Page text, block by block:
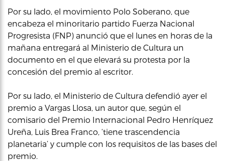
Por su lado, el movimiento Polo Soberano, que
encabeza el minoritario partido Fuerza Nacional
Progresista (FNP) anunció que el lunes en horas de la
mañana entregará al Ministerio de Cultura un
documento en el que elevará su protesta por la
concesión del premio al escritor.
Por su lado, el Ministerio de Cultura defendió ayer el
premio a Vargas Llosa, un autor que, según el
comisario del Premio Internacional Pedro Henríquez
Ureña, Luis Brea Franco, ‘tiene trascendencia
planetaria’ y cumple con los requisitos de las bases del
premio.